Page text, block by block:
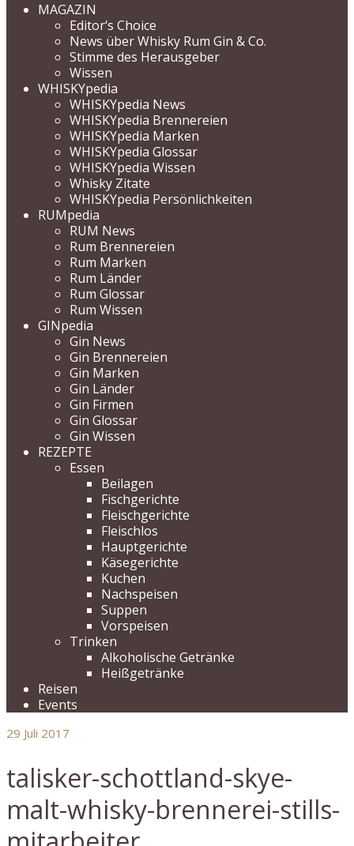
MAGAZIN
Editor‘s Choice
News über Whisky Rum Gin & Co.
Stimme des Herausgeber
Wissen
WHISKYpedia
WHISKYpedia News
WHISKYpedia Brennereien
WHISKYpedia Marken
WHISKYpedia Glossar
WHISKYpedia Wissen
Whisky Zitate
WHISKYpedia Persönlichkeiten
RUMpedia
RUM News
Rum Brennereien
Rum Marken
Rum Länder
Rum Glossar
Rum Wissen
GINpedia
Gin News
Gin Brennereien
Gin Marken
Gin Länder
Gin Firmen
Gin Glossar
Gin Wissen
REZEPTE
Essen
Beilagen
Fischgerichte
Fleischgerichte
Fleischlos
Hauptgerichte
Käsegerichte
Kuchen
Nachspeisen
Suppen
Vorspeisen
Trinken
Alkoholische Getränke
Heißgetränke
Reisen
Events
29 Juli 2017
talisker-schottland-skye-
malt-whisky-brennerei-stills-